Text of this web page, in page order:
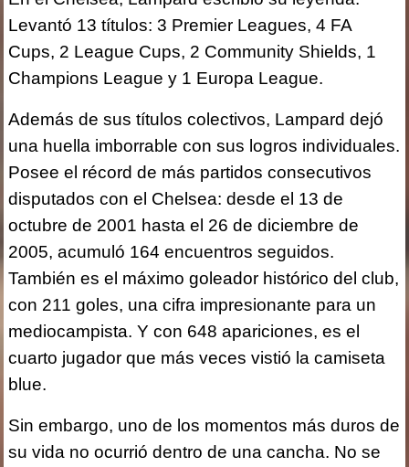
Levantó 13 títulos: 3 Premier Leagues, 4 FA
Cups, 2 League Cups, 2 Community Shields, 1
Champions League y 1 Europa League.
Además de sus títulos colectivos, Lampard dejó
una huella imborrable con sus logros individuales.
Posee el récord de más partidos consecutivos
disputados con el Chelsea: desde el 13 de
octubre de 2001 hasta el 26 de diciembre de
2005, acumuló 164 encuentros seguidos.
También es el máximo goleador histórico del club,
con 211 goles, una cifra impresionante para un
mediocampista. Y con 648 apariciones, es el
cuarto jugador que más veces vistió la camiseta
blue.
Sin embargo, uno de los momentos más duros de
su vida no ocurrió dentro de una cancha. No se